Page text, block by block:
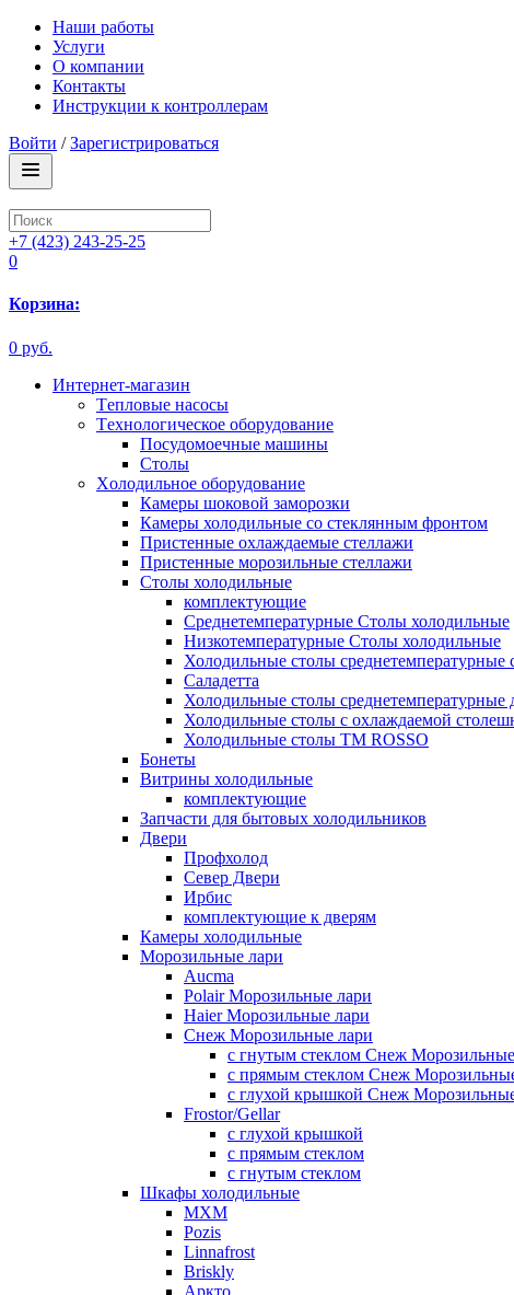
Наши работы
Услуги
О компании
Контакты
Инструкции к контроллерам
Войти /Зарегистрироваться
+7 (423) 243-25-25
0
Корзина:
0 руб.
Интернет-магазин
Tепловые насосы
Tехнологическое оборудование
Посудомоечные машины
Столы
Xолодильное оборудование
Камеры шоковой заморозки
Камеры холодильные со стеклянным фронтом
Пристенные охлаждаемые стеллажи
Пристенные морозильные стеллажи
Столы холодильные
комплектующие
Среднетемпературные Столы холодильные
Низкотемпературные Столы холодильные
Холодильные столы среднетемпературные
Саладетта
Холодильные столы
Холодильные столы с охлаждаемой
Холодильные столы ТМ ROSSO
Бонеты
Витрины холодильные
комплектующие
Запчасти для бытовых холодильников
Двери
Профхолод
Север Двери
Ирбис
комплектующие к дверям
Камеры холодильные
Морозильные лари
Aucma
Polair Морозильные лари
Haier Морозильные лари
Снеж Морозильные лари
с гнутым стеклом Снеж
с прямым стеклом Снеж
с глухой крышкой Снеж
Frostor/Gellar
с глухой крышкой
с прямым стеклом
с гнутым стеклом
Шкафы холодильные
МХМ
Pozis
Linnafrost
Briskly
Аркто